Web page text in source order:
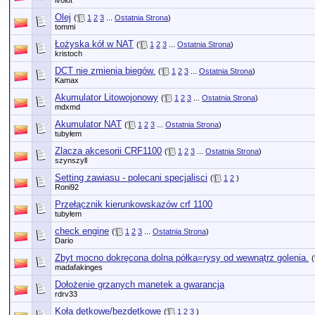
Olej ( 1 2 3 Ostatnia Strona)
tommi
Łożyska kół w NAT ( 1 2 3 Ostatnia Strona)
kristoch
DCT nie zmienia biegów. ( 1 2 3 Ostatnia Strona)
Kamax
Akumulator Litowojonowy ( 1 2 3 Ostatnia Strona)
mdxmd
Akumulator NAT ( 1 2 3 Ostatnia Strona)
tubyłem
Zlacza akcesorii CRF1100 ( 1 2 3 Ostatnia Strona)
szynszyll
Setting zawiasu - polecani specjalisci ( 1 2 )
Roni92
Przełącznik kierunkowskazów crf 1100
tubyłem
check engine ( 1 2 3 Ostatnia Strona)
Dario
Zbyt mocno dokręcona dolna półka=rysy od wewnątrz golenia. (
madafakinges
Dołożenie grzanych manetek a gwarancja
rdrv33
Koła dętkowe/bezdętkowe ( 1 2 3 )